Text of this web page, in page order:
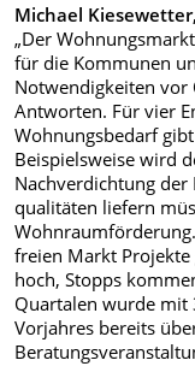
Michael
„Der
für die Kommunen
Notwendigkeiten vor
Antworten. Für vier
Wohnungsbedarf
Beispielsweise wird
Nachverdichtung
qualitäten liefern
freien Markt
hoch, Stopps
Quartalen wurde mit
Vorjahres bereits